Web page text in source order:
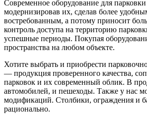
Современное оборудование для
модернизировав их, сделав более
востребованным, а потому приносит
контроль доступа на территорию
успешные периоды. Покупая
пространства на любом объекте.
Хотите выбрать и приобрести
— продукция проверенного качества,
парковок и их современный облик. В
автомобилей, и пешеходы. Также у нас
модификаций. Столбики, ограждения и
рационально.